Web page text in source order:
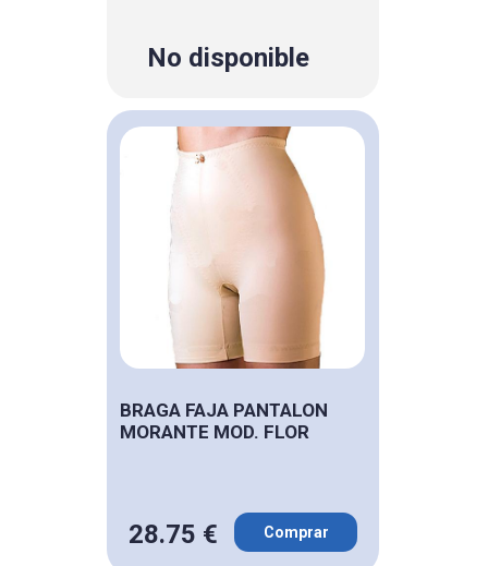
No disponible
BRAGA FAJA PANTALON
MORANTE MOD. FLOR
28.75 € Comprar